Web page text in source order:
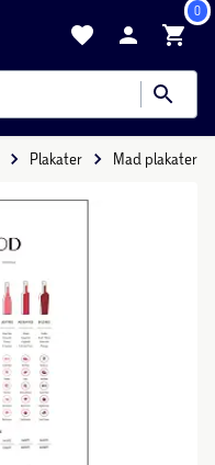
0
Plakater Mad plakater